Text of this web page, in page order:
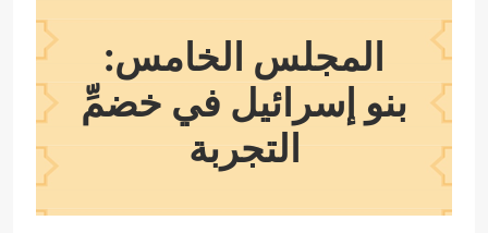
المجلس الخامس:
بنو إسرائيل في خضمِّ
التجربة